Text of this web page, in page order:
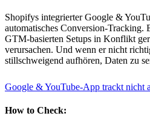
Shopifys integrierter Google &
automatisches Conversion-Tracking.
GTM-basierten Setups in Konflikt
verursachen. Und wenn er nicht
stillschweigend aufhören, Daten zu
Google & YouTube-App trackt nicht
How to Check: